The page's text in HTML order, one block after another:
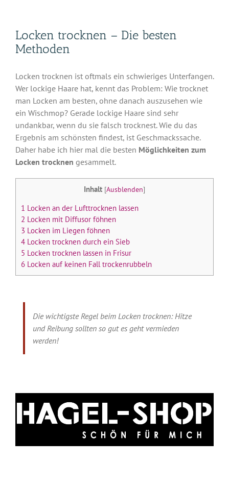
springenLocken trocknen – Die besten
Methoden
Locken trocknen ist oftmals ein schwieriges Unterfangen.
Wer lockige Haare hat, kennt das Problem: Wie trocknet
man Locken am besten, ohne danach auszusehen wie
ein Wischmop? Gerade lockige Haare sind sehr
undankbar, wenn du sie falsch trocknest. Wie du das
Ergebnis am schönsten findest, ist Geschmackssache.
Daher habe ich hier mal die besten Möglichkeiten zum
Locken trocknen gesammelt.
Inhalt [Ausblenden]
1 Locken an der Lufttrocknen lassen
2 Locken mit Diffusor föhnen
3 Locken im Liegen föhnen
4 Locken trocknen durch ein Sieb
5 Locken trocknen lassen in Frisur
6 Locken auf keinen Fall trockenrubbeln
Die wichtigste Regel beim Locken trocknen: Hitze
und Reibung sollten so gut es geht vermieden
werden!